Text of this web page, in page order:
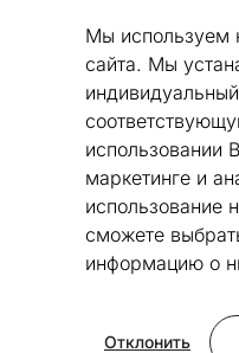
Мы используем
сайта. Мы
использовании
маркетинге и
использование
сможете
информацию о
Отклонить